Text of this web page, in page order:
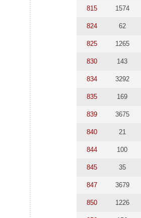
815 1574
824 62
825 1265
830 143
834 3292
835 169
839 3675
840 21
844 100
845 35
847 3679
850 1226